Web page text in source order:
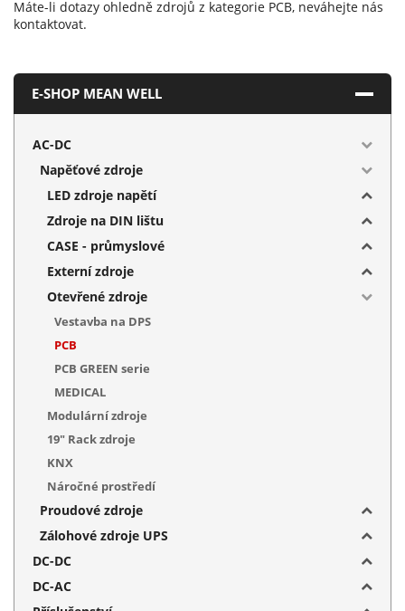
Máte-li dotazy ohledně zdrojů z kategorie PCB, neváhejte nás
kontaktovat.
E-SHOP MEAN WELL
AC-DC
Napěťové zdroje
LED zdroje napětí
Zdroje na DIN lištu
CASE - průmyslové
Externí zdroje
Otevřené zdroje
Vestavba na DPS
PCB
PCB GREEN serie
MEDICAL
Modulární zdroje
19" Rack zdroje
KNX
Náročné prostředí
Proudové zdroje
Zálohové zdroje UPS
DC-DC
DC-AC